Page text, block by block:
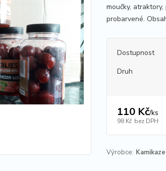
moučky,
probarvené.
Dostupnost
Druh
110 Kč/ks
98 Kč bez DPH
Výrobce: